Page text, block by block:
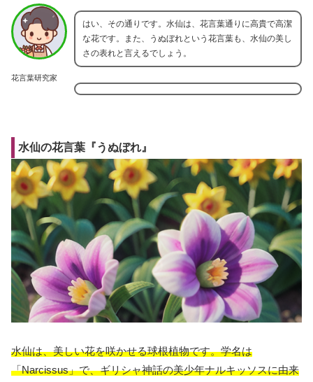
花言葉研究家
はい、その通りです。水仙は、花言葉通りに高貴で高潔
な花です。また、うぬぼれという花言葉も、水仙の美し
さの表れと言えるでしょう。
水仙の花言葉『うぬぼれ』
水仙は、美しい花を咲かせる球根植物です。学名は
「Narcissus」で、ギリシャ神話の美少年ナルキッソスに由来